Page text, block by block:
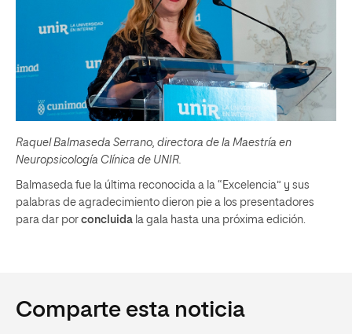
Raquel Balmaseda Serrano, directora de la Maestría en
Neuropsicología Clínica de UNIR.
Balmaseda fue la última reconocida a la “Excelencia” y sus
palabras de agradecimiento dieron pie a los presentadores
para dar por concluida la gala hasta una próxima edición.
Comparte esta noticia